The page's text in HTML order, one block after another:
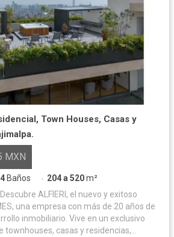
Town Houses, Casas y
MXN
Baños · 204 a 520m²
una empresa con más de 20 años de
inmobiliario. Vive en un exclusivo
townhouses, casas y residencias,